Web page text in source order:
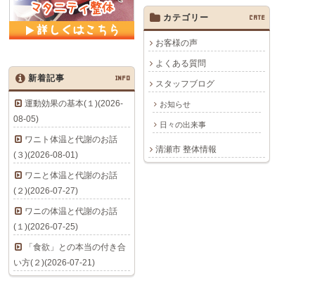
カテゴリー CATE
お客様の声
よくある質問
スタッフブログ
お知らせ
日々の出来事
清瀬市 整体情報
新着記事 INFO
運動効果の基本(１)(2026-
08-05)
ワニト体温と代謝のお話
(３)(2026-08-01)
ワニと体温と代謝のお話
(２)(2026-07-27)
ワニの体温と代謝のお話
(１)(2026-07-25)
「食欲」との本当の付き合
い方(２)(2026-07-21)